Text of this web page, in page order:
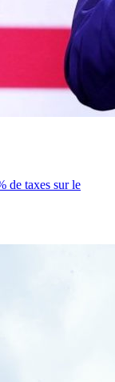
de taxes sur le